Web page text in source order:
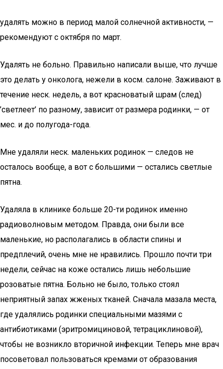
удалять можно в период малой солнечной активности, —
рекомендуют с октября по март.
Удалять не больно. Правильно написали выше, что лучше
это делать у онколога, нежели в косм. салоне. Заживают в
течение неск. недель, а вот красноватый шрам (след)
’светлеет’ по разному, зависит от размера родинки, — от
мес. и до полугода-года.
Мне удаляли неск. маленьких родинок — следов не
осталось вообще, а вот с большими — остались светлые
пятна.
Удаляла в клинике больше 20-ти родинок именно
радиоволновым методом. Правда, они были все
маленькие, но располагались в области спины и
предплечий, очень мне не нравились. Прошло почти три
недели, сейчас на коже остались лишь небольшие
розоватые пятна. Больно не было, только стоял
неприятный запах жженых тканей. Сначала мазала места,
где удалялись родинки специальными мазями с
антибиотиками (эритромициновой, тетрациклиновой),
чтобы не возникло вторичной инфекции. Теперь мне врач
посоветовал пользоваться кремами от образования